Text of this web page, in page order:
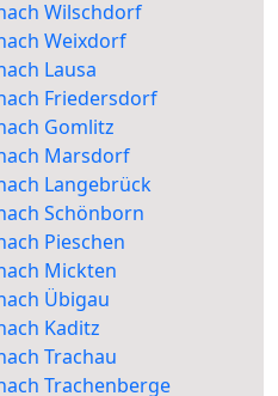
Wilschdorf
Weixdorf
Lausa
Friedersdorf
Gomlitz
Marsdorf
Langebrück
Schönborn
Pieschen
Mickten
Übigau
Kaditz
Trachau
Trachenberge